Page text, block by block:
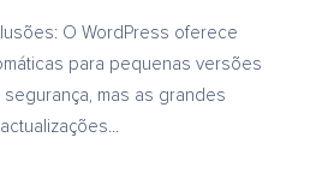
O WordPress oferece
para pequenas versões
mas as grandes
actualizações...